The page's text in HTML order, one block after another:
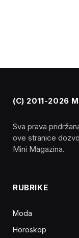
(C) 2011-2026
Sva prava
ove stranice
Mini Magazina.
RUBRIKE
Moda
Horoskop